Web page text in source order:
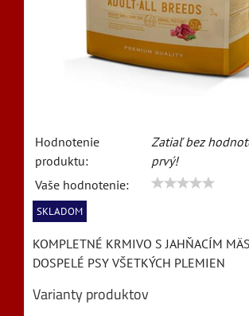
Hodnotenie
produktu:
Zatiaľ bez
prvý!
Vaše hodnotenie:
SKLADOM
KOMPLETNÉ KRMIVO S JAHŇACÍM
DOSPELÉ PSY VŠETKÝCH PLEMIEN
Varianty produktov